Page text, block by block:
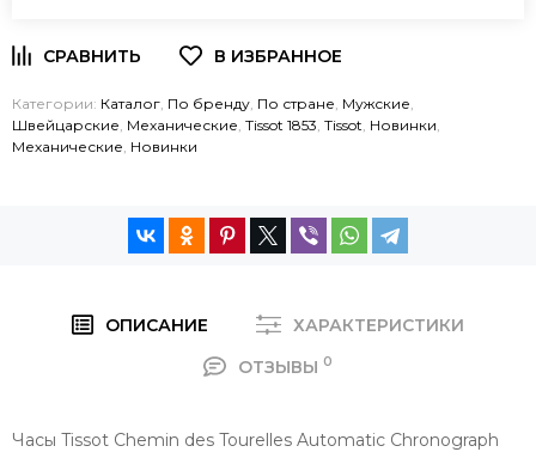
Категории: Каталог По бренду По стране Мужские
Швейцарские Механические Tissot 1853 Tissot Новинки
Механические Новинки
ОПИСАНИЕ
ХАРАКТЕРИСТИКИ
ОТЗЫВЫ 0
Часы Tissot Chemin des Tourelles Automatic Chronograph